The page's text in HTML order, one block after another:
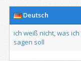
Deutsch
ich weiß nicht,was ich
sagen soll